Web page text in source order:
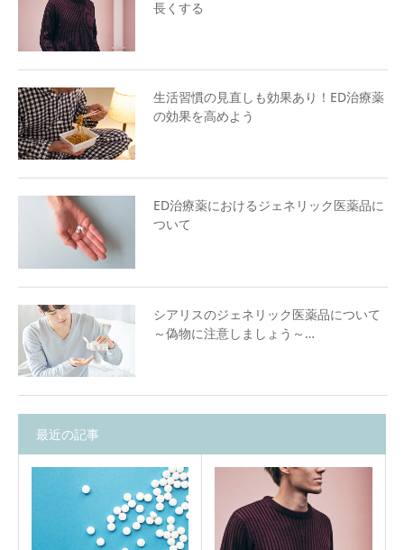
長くする
生活習慣の見直しも効果あり！ED治療薬
の効果を高めよう
ED治療薬におけるジェネリック医薬品に
ついて
シアリスのジェネリック医薬品について
～偽物に注意しましょう～…
最近の記事